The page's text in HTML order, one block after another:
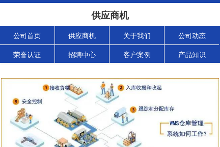
供应商机
公司首页 供应商机 关于我们 公司动态
荣誉认证 招聘中心 客户案例 产品知识